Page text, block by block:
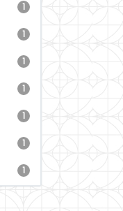
1
1
1
1
1
1
1